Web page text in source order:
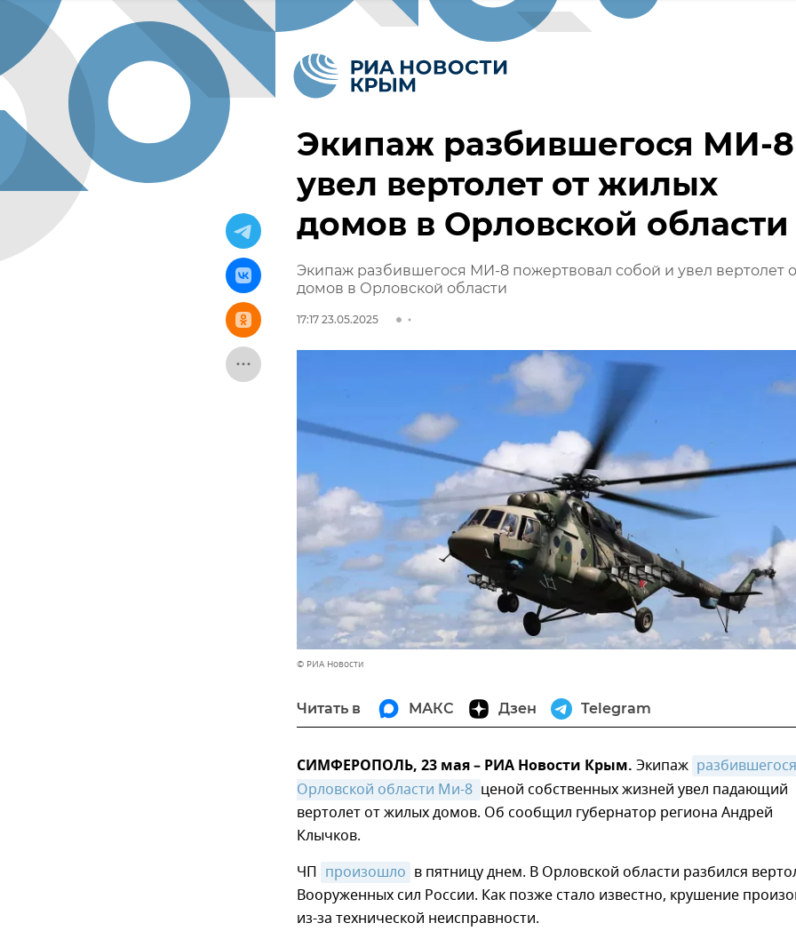
Экипаж разбившегося МИ-8
увел вертолет от жилых
домов в Орловской области
Экипаж разбившегося МИ-8 пожертвовал собой и увел вертолет
домов в Орловской области
17:17 23.05.2025
© РИА Новости
Читать в МАКС Дзен Telegram
СИМФЕРОПОЛЬ, 23 мая – РИА Новости Крым. Экипаж
Орловской области Ми-8 ценой собственных жизней увел падающий
вертолет от жилых домов. Об сообщил губернатор региона Андрей
Клычков.
ЧП произошло в пятницу днем. В Орловской области разбился
Вооруженных сил России. Как позже стало известно, крушение
из-за технической неисправности.